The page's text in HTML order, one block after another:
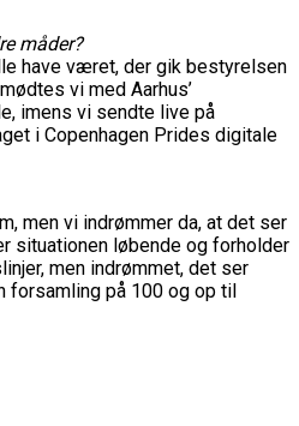
måder?
have været, der gik bestyrelsen
vi med Aarhus’
imens vi sendte live på
i Copenhagen Prides digitale
men vi indrømmer da, at det ser
situationen løbende og forholder
men indrømmet, det ser
forsamling på 100 og op til